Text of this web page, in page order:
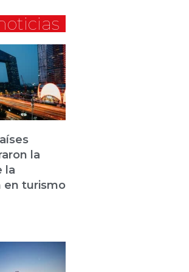
la
la
en turismo